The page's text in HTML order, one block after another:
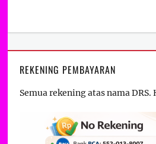
REKENING PEMBAYARAN
Semua rekening atas nama DRS.